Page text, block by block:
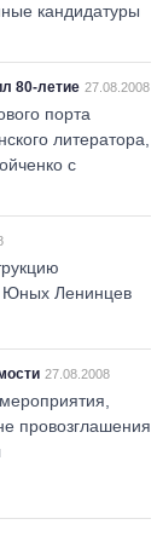
кандидатуры
80-летие 27.08.2008
порта
литератора,
с
Юных Ленинцев
27.08.2008
провозглашения